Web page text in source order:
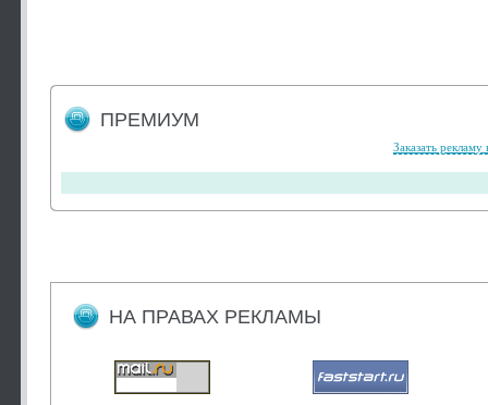
ПРЕМИУМ
Заказать рекламу
НА ПРАВАХ РЕКЛАМЫ